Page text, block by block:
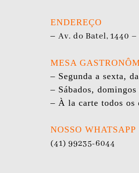
ENDEREÇO
– Av. do Batel, 1440
MESA
– Segunda a sexta,
– Sábados,
– À la carte todos os
NOSSO WHATSAPP
(41) 99235-6044